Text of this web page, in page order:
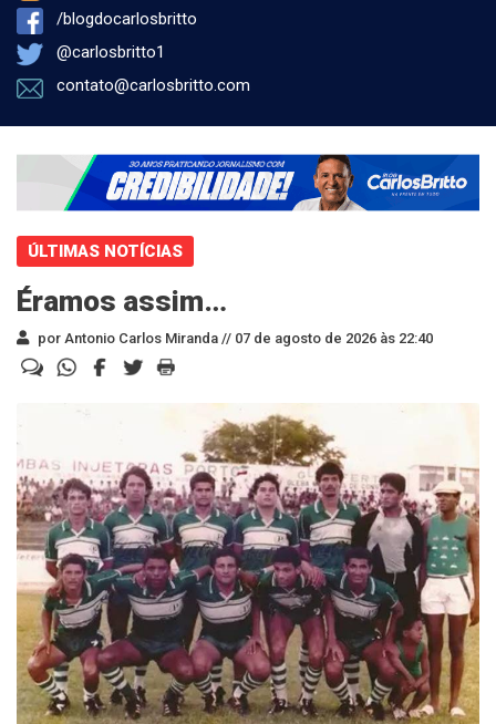
/blogdocarlosbritto
@carlosbritto1
contato@carlosbritto.com
ÚLTIMAS NOTÍCIAS
Éramos assim…
por Antonio Carlos Miranda // 07 de agosto de 2026 às 22:40